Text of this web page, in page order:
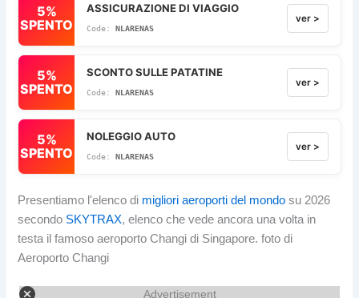
5%
SPENTO
ASSICURAZIONE DI VIAGGIO
NLARENAS
ver >
5%
SPENTO
SCONTO SULLE PATATINE
NLARENAS
ver >
5%
SPENTO
NOLEGGIO AUTO
NLARENAS
ver >
Presentiamo l'elenco di migliori aeroporti del mondo su 2026
secondo SKYTRAX, elenco che vede ancora una volta in
testa il famoso aeroporto Changi di Singapore. foto di
Aeroporto Changi
Advertisement